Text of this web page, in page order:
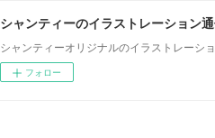
シャンティーのイラストレーション
シャンティーオリジナルのイラストレーシ
フォロー